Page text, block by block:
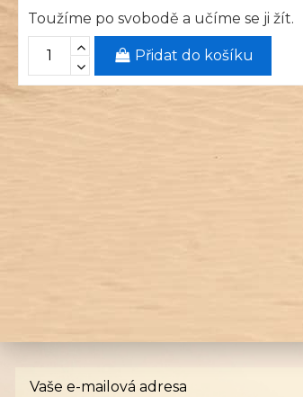
Toužíme po svobodě a učíme se ji žít.
Přidat do košíku